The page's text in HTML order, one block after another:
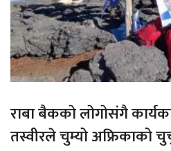
राबा बैकको लोगोसंगै
तस्वीरले चुम्यो अफ्रिकाको